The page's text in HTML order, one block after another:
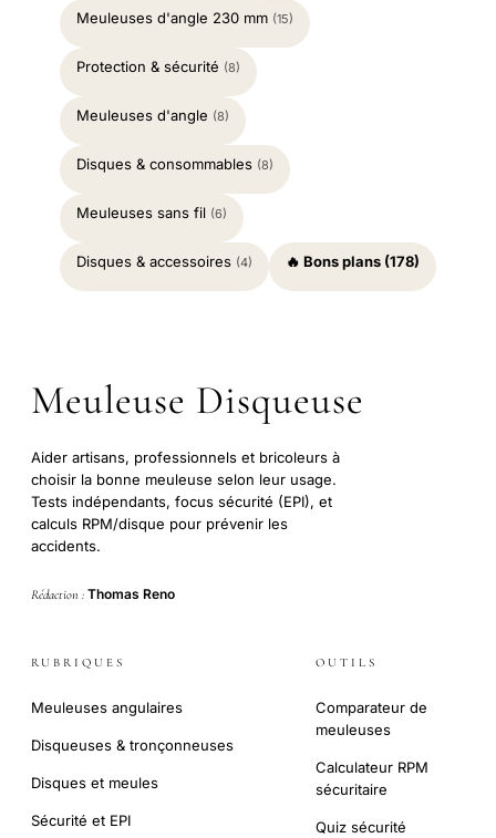
Meuleuses d'angle 230 mm (15)
Protection & sécurité (8)
Meuleuses d'angle (8)
Disques & consommables (8)
Meuleuses sans fil (6)
Disques & accessoires (4) 🔥 Bons plans (178)
Meuleuse Disqueuse
Aider artisans, professionnels et bricoleurs à
choisir la bonne meuleuse selon leur usage.
Tests indépendants, focus sécurité (EPI), et
calculs RPM/disque pour prévenir les
accidents.
Rédaction : Thomas Reno
RUBRIQUES
Meuleuses angulaires
Disqueuses & tronçonneuses
Disques et meules
Sécurité et EPI
OUTILS
Comparateur de
meuleuses
Calculateur RPM
sécuritaire
Quiz sécurité